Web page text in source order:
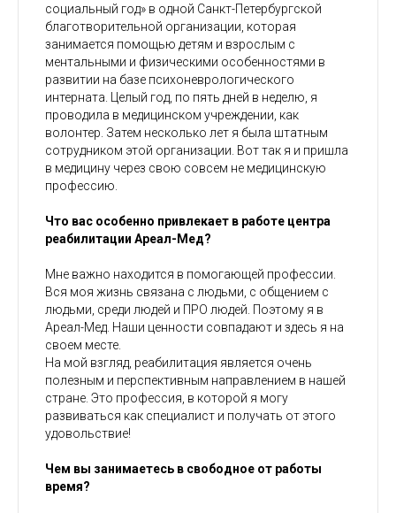
социальный год» в одной Санкт-Петербургской
благотворительной организации, которая
занимается помощью детям и взрослым с
ментальными и физическими особенностями в
развитии на базе психоневрологического
интерната. Целый год, по пять дней в неделю, я
проводила в медицинском учреждении, как
волонтер. Затем несколько лет я была штатным
сотрудником этой организации. Вот так я и пришла
в медицину через свою совсем не медицинскую
профессию.
Что вас особенно привлекает в работе центра
реабилитации Ареал-Мед?
Мне важно находится в помогающей профессии.
Вся моя жизнь связана с людьми, с общением с
людьми, среди людей и ПРО людей. Поэтому я в
Ареал-Мед. Наши ценности совпадают и здесь я на
своем месте.
На мой взгляд, реабилитация является очень
полезным и перспективным направлением в нашей
стране. Это профессия, в которой я могу
развиваться как специалист и получать от этого
удовольствие!
Чем вы занимаетесь в свободное от работы
время?